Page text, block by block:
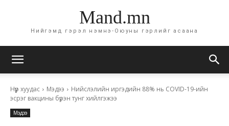
Mand.mn
Нийгэмд гэрэл нэмнэ-Оюуны гэрлийг асаана
Нүүр хуудас Мэдээ
Нийслэлийн иргэдийн 88% нь COVID-19-ийн
эсрэг вакцины бүрэн тунг хийлгэжээ
Мэдээ